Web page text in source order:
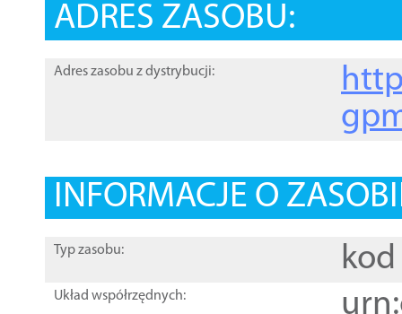
ADRES ZASOBU:
Adres zasobu z dystrybucji:
INFORMACJE O
Typ zasobu: kod
Układ współrzędnych: